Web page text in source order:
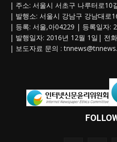
| 주소: 서울시 서초구 나루터로10
| 발행소: 서울시 강남구 강남대로
| 등록: 서울,아04229 | 등록일자:
| 발행일자: 2016년 12월 1일| 전
| 보도자료 문의 :